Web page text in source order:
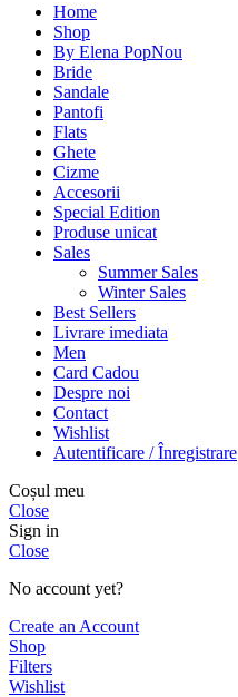
Home
Shop
By Elena PopNou
Bride
Sandale
Pantofi
Flats
Ghete
Cizme
Accesorii
Special Edition
Produse unicat
Sales
Summer Sales
Winter Sales
Best Sellers
Livrare imediata
Men
Card Cadou
Despre noi
Contact
Wishlist
Autentificare / Înregistrare
Coșul meu
Close
Sign in
Close
No account yet?
Create an Account
Shop
Filters
Wishlist